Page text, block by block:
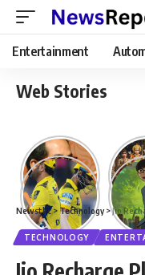
Entertainment
Web Stories
Newstkc> Technology>Jio
TECHNOLOGY